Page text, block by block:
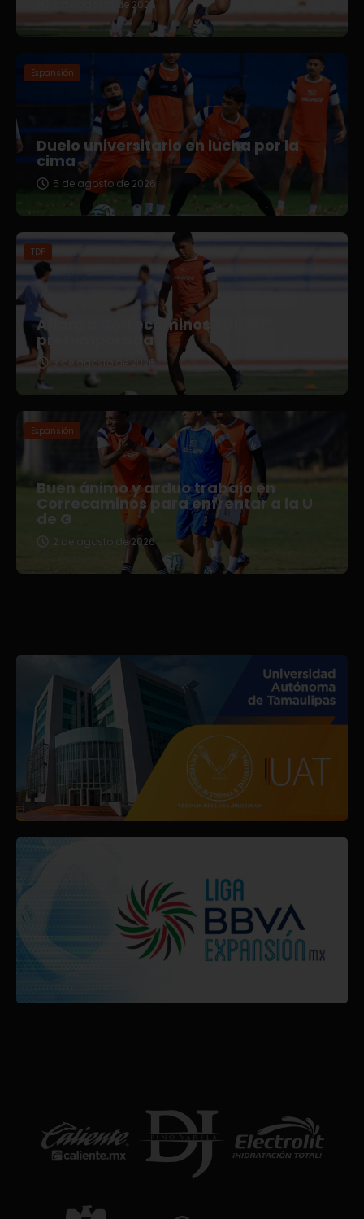
5 de agosto de 2026
Expansión
Duelo universitario en lucha por la
cima
5 de agosto de 2026
TDP
Afianza Correcaminos TDP su
pretemporada
3 de agosto de 2026
Expansión
Buen ánimo y arduo trabajo en
Correcaminos para enfrentar a la U
de G
2 de agosto de 2026